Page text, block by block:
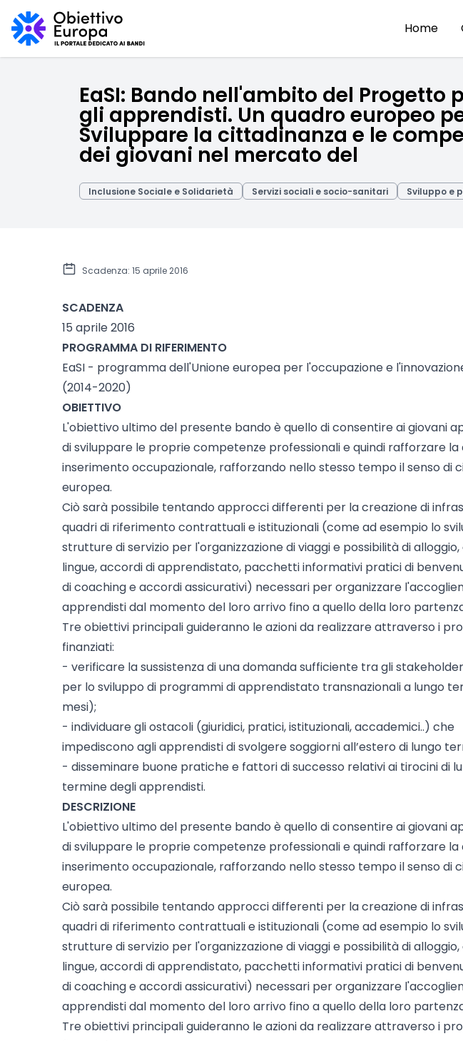
Home
EaSI: Bando nell'ambito del
gli apprendisti. Un quadro europeo
Sviluppare la cittadinanza e le
dei giovani nel mercato del
Inclusione Sociale e Solidarietà Servizi sociali e socio-sanitari Sviluppo e
Scadenza: 15 aprile 2016
SCADENZA
15 aprile 2016
PROGRAMMA DI RIFERIMENTO
EaSI - programma dell'Unione europea per l'occupazione e
(2014-2020)
OBIETTIVO
L'obiettivo ultimo del presente bando è quello di consentire ai giovani
di sviluppare le proprie competenze professionali e quindi rafforzare
inserimento occupazionale, rafforzando nello stesso tempo il senso di
europea.
Ciò sarà possibile tentando approcci differenti per la creazione di
quadri di riferimento contrattuali e istituzionali (come ad esempio lo
strutture di servizio per l'organizzazione di viaggi e possibilità di alloggio,
lingue, accordi di apprendistato, pacchetti informativi pratici di
di coaching e accordi assicurativi) necessari per organizzare
apprendisti dal momento del loro arrivo fino a quello della loro
Tre obiettivi principali guideranno le azioni da realizzare attraverso i
finanziati:
- verificare la sussistenza di una domanda sufficiente tra gli
per lo sviluppo di programmi di apprendistato transnazionali a lungo
mesi);
- individuare gli ostacoli (giuridici, pratici, istituzionali, accademici..) che
impediscono agli apprendisti di svolgere soggiorni all’estero di lungo
- disseminare buone pratiche e fattori di successo relativi ai tirocini di
termine degli apprendisti.
DESCRIZIONE
L'obiettivo ultimo del presente bando è quello di consentire ai giovani
di sviluppare le proprie competenze professionali e quindi rafforzare
inserimento occupazionale, rafforzando nello stesso tempo il senso di
europea.
Ciò sarà possibile tentando approcci differenti per la creazione di
quadri di riferimento contrattuali e istituzionali (come ad esempio lo
strutture di servizio per l'organizzazione di viaggi e possibilità di alloggio,
lingue, accordi di apprendistato, pacchetti informativi pratici di
di coaching e accordi assicurativi) necessari per organizzare
apprendisti dal momento del loro arrivo fino a quello della loro
Tre obiettivi principali guideranno le azioni da realizzare attraverso i